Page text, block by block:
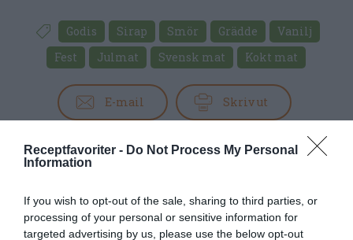
Receptfavoriter - Do Not Process My Personal
Information
If you wish to opt-out of the sale, sharing to third parties, or
processing of your personal or sensitive information for
targeted advertising by us, please use the below opt-out
Godis Sirap Smör Grädde
Vanilj
Fest
Julmat Svensk mat Kokt mat
E-mail Skriv ut
Medel:4(70 röster)
Uppskattat näringsvärde per portion:
54 kcal